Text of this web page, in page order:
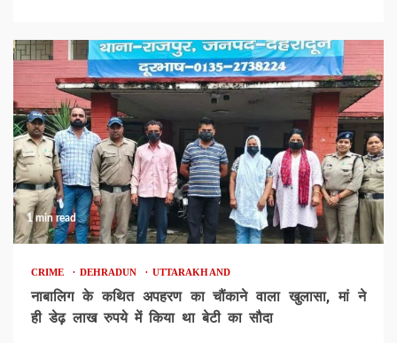
1 min read
CRIME DEHRADUN UTTARAKHAND
नाबालिग के कथित अपहरण का चौंकाने वाला खुलासा, मां ने
ही डेढ़ लाख रुपये में किया था बेटी का सौदा